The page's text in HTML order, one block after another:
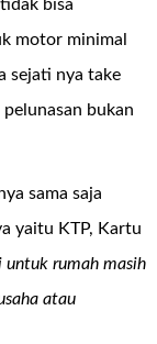
bisa
motor minimal
sejati nya take
bukan
sama saja
yaitu KTP, Kartu
untuk rumah masih
atau